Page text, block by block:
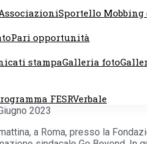
Sportello
Pari opportunità
stampaGalleria foto
FESRVerbale
Comunicati Stampa
2023
a Roma, presso la